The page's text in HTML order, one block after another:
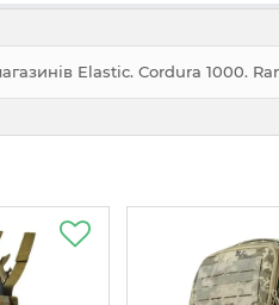
Elastic. Cordura 1000.